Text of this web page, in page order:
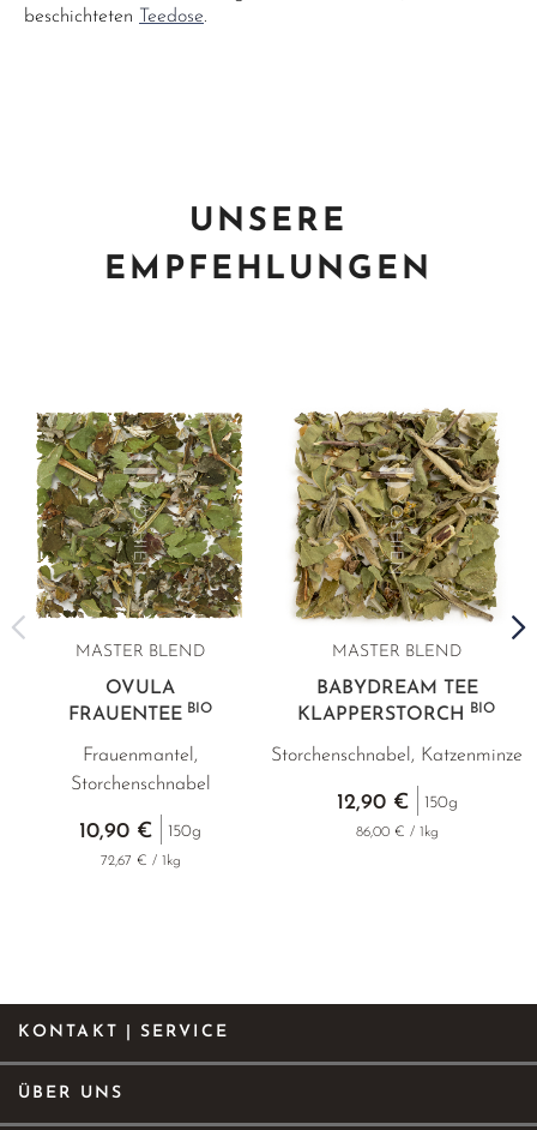
beschichteten
Teedose.
UNSERE
EMPFEHLUNGEN
MASTER BLEND
OVULA
FRAUENTEE BIO
Frauenmantel,
Storchenschnabel
10,90 € 150g
72,67 € / 1kg
MASTER BLEND
BABYDREAM TEE
KLAPPERSTORCH
BIO
Storchenschnabel, Katzenminze
12,90 € 150g
86,00 € / 1kg
KONTAKT | SERVICE
ÜBER UNS